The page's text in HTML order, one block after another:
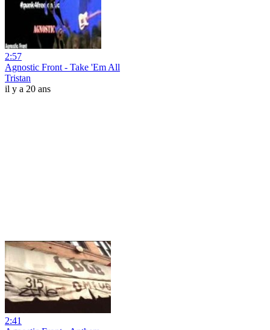
2:57
Agnostic Front - Take 'Em All
Tristan
il y a 20 ans
2:41